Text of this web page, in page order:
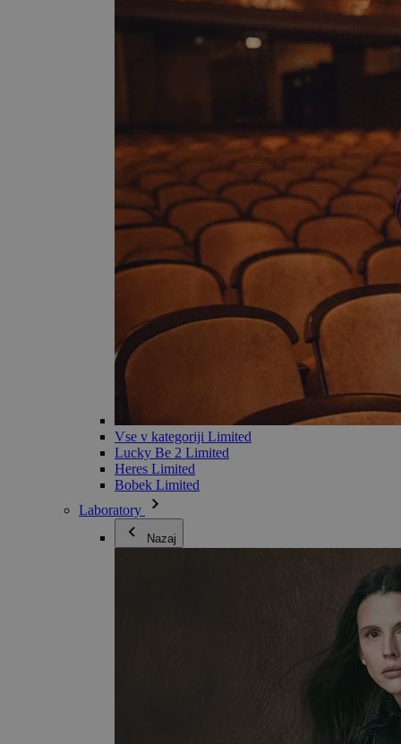
Vse v kategoriji Limited
Lucky Be 2 Limited
Heres Limited
Bobek Limited
Laboratory
Nazaj